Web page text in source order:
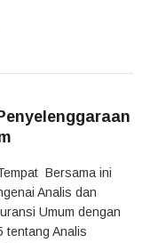
Bersama ini
Analis dan
Umum dengan
tentang Analis